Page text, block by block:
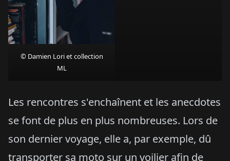
© Damien Lori et collection
ML
Les rencontres s'enchaînent et les anecdotes
se font de plus en plus nombreuses. Lors de
son dernier voyage, elle a, par exemple, dû
transporter sa moto sur un voilier afin de